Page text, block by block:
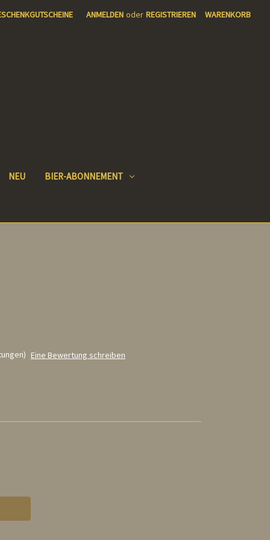
ANMELDEN oder REGISTRIEREN WARENKORB
NEU BIER-ABONNEMENT
Eine Bewertung schreiben